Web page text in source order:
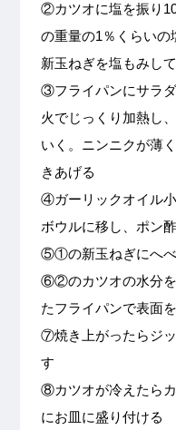
②カツオに塩を振り
の重量の1％くらいの
新玉ねぎを塩もみし
③フライパンにサラ
火でじっくり加熱し
いく。ニンニクが薄
きあげる
④ガーリックオイル
ボウルに移し、ポン
⑤①の新玉ねぎにへべ
⑥②のカツオの水分を
たフライパンで表面
⑦焼き上がったらジ
す
⑧カツオが冷えたら
にお皿に盛り付ける